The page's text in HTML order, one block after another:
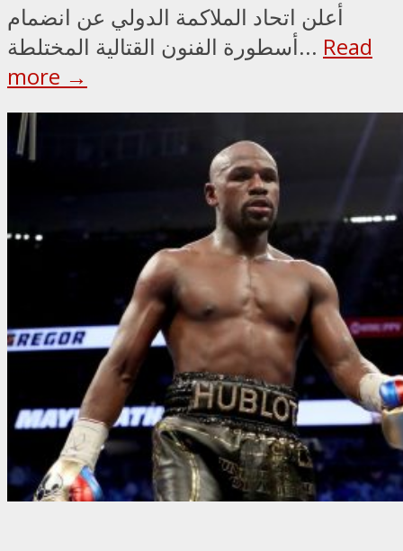
أعلن اتحاد الملاكمة الدولي عن انضمام
أسطورة الفنون القتالية المختلطة... Read
more →